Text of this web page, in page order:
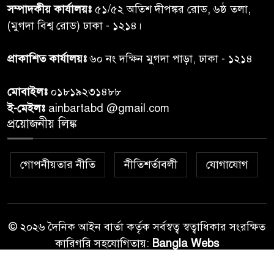
কুলাউড়া সীমান্তে বিএসএফের
৮
নেওয়ার পর ভারতীয় নাগরিক আটক
৯
১০
সম্পাদকীয় কার্যালয়ঃ ৫১/৫২ অতিশ দীপঙ্কর রোড, ৬ষ্ঠ তলা,
(মুগদা বিশ্ব রোড) ঢাকা - ১২১৪।
প্রাকাশিত কার্যালয়ঃ৬০ নং দক্ষিন মুগদা পাড়া, ঢাকা - ১২১৪
মোবাইলঃ ০১৮১৯২৩১৪৮৮
ই-মেইলঃ ainbartabd @gmail.com
প্রয়োজনীয় লিঙ্ক
গোপনীয়তার নীতি নীতিশর্তাবলী যোগাযোগ
© ২০২৬ দৈনিক আইন বার্তা কর্তৃক সর্বস্বত্ব স্বত্বাধিকার সংরক্ষিত
কারিগরি সহযোগিতায়: Bangla Webs